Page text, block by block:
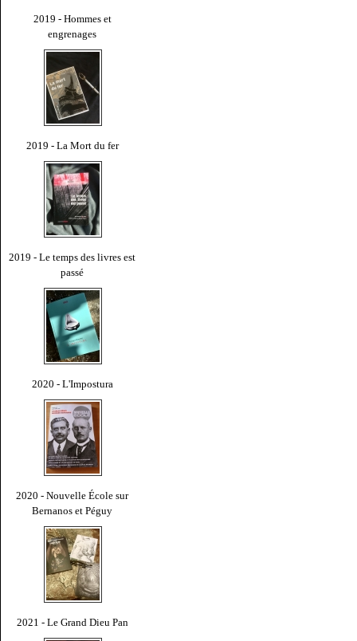
2019 - Hommes et
engrenages
2019 - La Mort du fer
2019 - Le temps des livres est
passé
2020 - L'Impostura
2020 - Nouvelle École sur
Bernanos et Péguy
2021 - Le Grand Dieu Pan